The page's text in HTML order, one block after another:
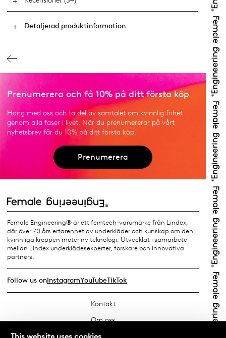
Detaljerad produktinformation
Prenumerera och få 10% på ditt första köp
Häng med oss och ta del av samtalet om kvinnlig frihet
genom alla faser i livet. När du prenumererar på vårt
nyhetsbrev får du 10% på ditt första köp.
Prenumerera
Female Engineering® är ett femtech-varumärke från Lindex,
där över 70 års erfarenhet av underkläder och kunskap om den
kvinnliga kroppen möter ny teknologi. Utvecklat i samarbete
mellan Lindex underklädesexperter, forskare och innovativa
partners.
Follow us onInstagramYouTubeTikTok
Kontakt
Om oss
Hitta din butik